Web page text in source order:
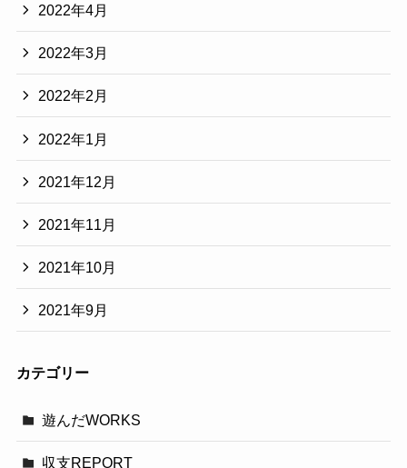
2022年4月
2022年3月
2022年2月
2022年1月
2021年12月
2021年11月
2021年10月
2021年9月
カテゴリー
遊んだWORKS
収支REPORT